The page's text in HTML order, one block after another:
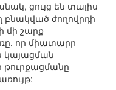
ցույց են տալիս
ժողովրդի
մի շարք
որ միատարր
կայացման
թուրքացմանը